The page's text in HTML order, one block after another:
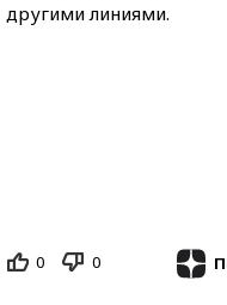
другими линиями.
0 0